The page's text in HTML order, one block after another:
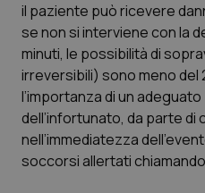
Abruzzo
Basilicata
Calabria
Campania
QS Pro Gold
Artrite & artrosi
Asma & BPCO
Car-T
QS Club Newsletter
il paziente può ricevere
se non si interviene con la
minuti, le possibilità di
irreversibili) sono meno del
l’importanza di un
dell’infortunato, da parte di
nell’immediatezza
soccorsi allertati chiamando